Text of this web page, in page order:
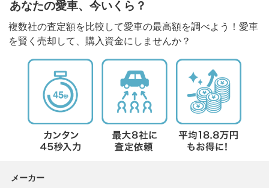
あなたの愛車、今いくら？
複数社の査定額を比較して愛車の最高額を調べよう！愛車
を賢く売却して、購入資金にしませんか？
メーカー